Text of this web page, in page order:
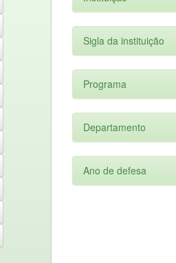
Sigla da instituição
Programa
Departamento
Ano de defesa